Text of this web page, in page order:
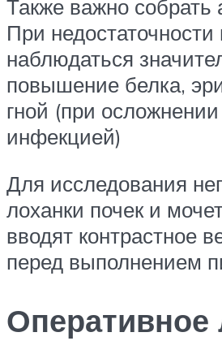
Также важно собрать
При
наблюдаться
повышение белка,
гной (при
инфекцией)
Для исследования
лоханки почек и
вводят контрастное
перед выполнением
Оперативное